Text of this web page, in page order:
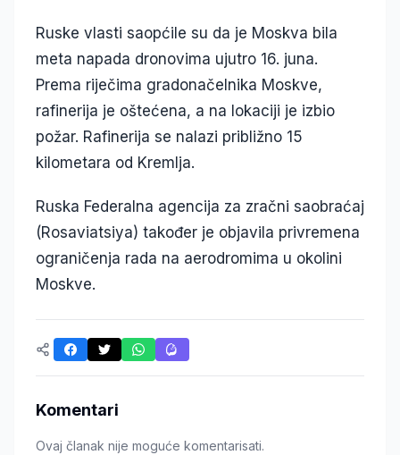
Ruske vlasti saopćile su da je Moskva bila
meta napada dronovima ujutro 16. juna.
Prema riječima gradonačelnika Moskve,
rafinerija je oštećena, a na lokaciji je izbio
požar. Rafinerija se nalazi približno 15
kilometara od Kremlja.
Ruska Federalna agencija za zračni saobraćaj
(Rosaviatsiya) također je objavila privremena
ograničenja rada na aerodromima u okolini
Moskve.
Komentari
Ovaj članak nije moguće komentarisati.